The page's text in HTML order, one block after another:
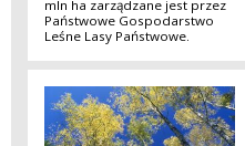
mln ha zarządzane jest przez
Państwowe Gospodarstwo
Leśne Lasy Państwowe.